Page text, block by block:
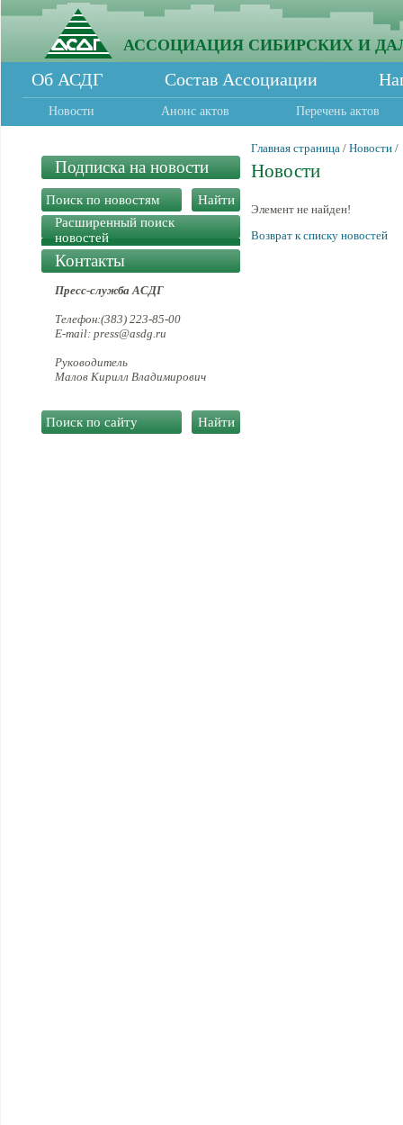
АССОЦИАЦИЯ СИБИРСКИХ И
Об АСДГ Состав Ассоциации
Новости Анонс актов Перечень актов
Подписка на новости
Расширенный поиск
новостей
Контакты
Пресс-служба АСДГ
Телефон:(383) 223-85-00
E-mail: press@asdg.ru
Руководитель
Малов Кирилл Владимирович
Главная страница / Новости /
Новости
Элемент не найден!
Возврат к списку новостей